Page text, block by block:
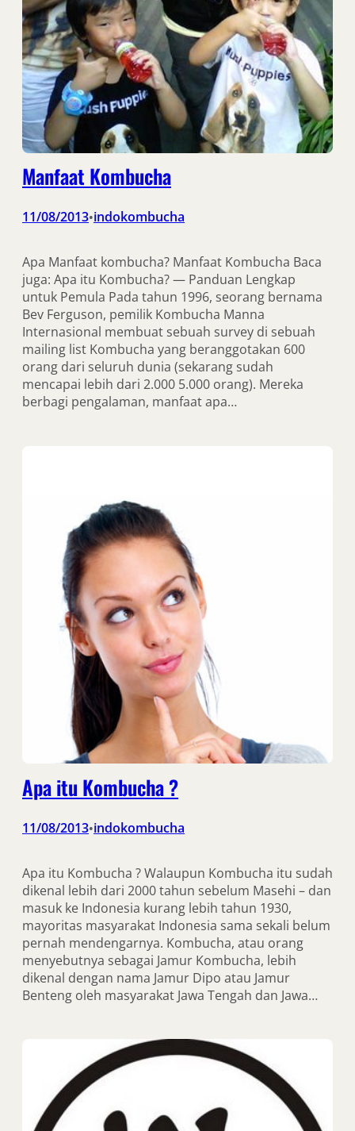
Manfaat Kombucha
11/08/2013•indokombucha
Apa Manfaat kombucha? Manfaat Kombucha Baca
juga: Apa itu Kombucha? — Panduan Lengkap
untuk Pemula Pada tahun 1996, seorang bernama
Bev Ferguson, pemilik Kombucha Manna
Internasional membuat sebuah survey di sebuah
mailing list Kombucha yang beranggotakan 600
orang dari seluruh dunia (sekarang sudah
mencapai lebih dari 2.000 5.000 orang). Mereka
berbagi pengalaman, manfaat apa…
Apa itu Kombucha ?
11/08/2013•indokombucha
Apa itu Kombucha ? Walaupun Kombucha itu sudah
dikenal lebih dari 2000 tahun sebelum Masehi – dan
masuk ke Indonesia kurang lebih tahun 1930,
mayoritas masyarakat Indonesia sama sekali belum
pernah mendengarnya. Kombucha, atau orang
menyebutnya sebagai Jamur Kombucha, lebih
dikenal dengan nama Jamur Dipo atau Jamur
Benteng oleh masyarakat Jawa Tengah dan Jawa…